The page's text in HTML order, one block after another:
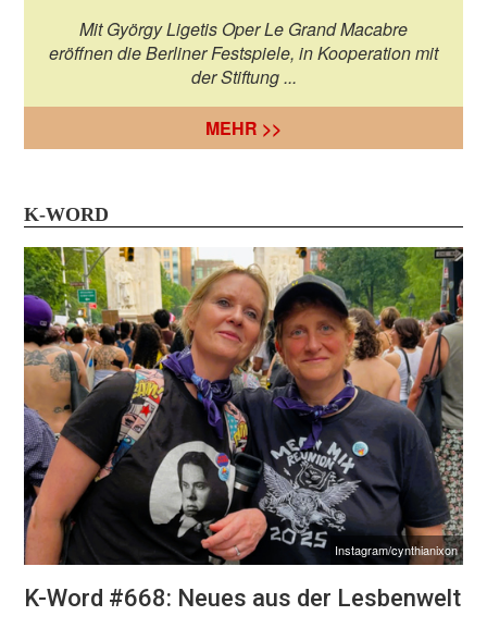
Mit György Ligetis Oper Le Grand Macabre
eröffnen die Berliner Festspiele, in Kooperation mit
der Stiftung ...
MEHR >>
K-WORD
Instagram/cynthianixon
K-Word #668: Neues aus der Lesbenwelt